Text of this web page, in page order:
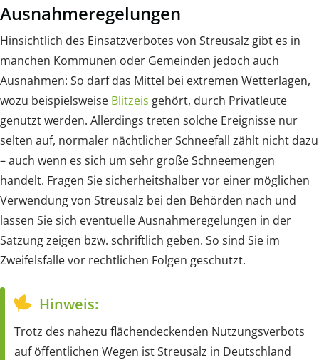
Ausnahmeregelungen
Hinsichtlich des Einsatzverbotes von Streusalz gibt es in
manchen Kommunen oder Gemeinden jedoch auch
Ausnahmen: So darf das Mittel bei extremen Wetterlagen,
wozu beispielsweise Blitzeis gehört, durch Privatleute
genutzt werden. Allerdings treten solche Ereignisse nur
selten auf, normaler nächtlicher Schneefall zählt nicht dazu
– auch wenn es sich um sehr große Schneemengen
handelt. Fragen Sie sicherheitshalber vor einer möglichen
Verwendung von Streusalz bei den Behörden nach und
lassen Sie sich eventuelle Ausnahmeregelungen in der
Satzung zeigen bzw. schriftlich geben. So sind Sie im
Zweifelsfalle vor rechtlichen Folgen geschützt.
Hinweis:
Trotz des nahezu flächendeckenden Nutzungsverbots
auf öffentlichen Wegen ist Streusalz in Deutschland